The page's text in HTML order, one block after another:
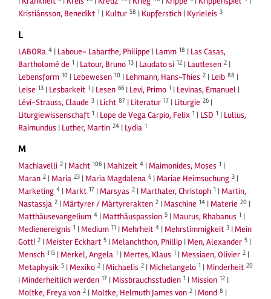
Kristiánsson, Benedikt 1 | Kultur 58 | Kupferstich | Kyrieleis 3
L
LABORa 4 | Laboue- Labarthe, Philippe | Lamm 18 | Las Casas,
Bartholomé de 1 | Latour, Bruno 13 | Laudato si 12 | Lautlesen 2 |
Lebensform 10 | Lebewesen 10 | Lehmann, Hans-Thies 2 | Leib 88 |
Leise 13 | Lesbarkeit 1 | Lesen 66 | Levi, Primo 1 | Levinas, Emanuel |
Lévi-Strauss, Claude 3 | Licht 87 | Literatur 17 | Liturgie 26 |
Liturgiewissenschaft 1 | Lope de Vega Carpio, Felix 1 | LSD 1 | Lullus,
Raimundus | Luther, Martin 24 | Lydia 1
M
Machiavelli 2 | Macht 106 | Mahlzeit 4 | Maimonides, Moses 1 |
Maran 2 | Maria 23 | Maria Magdalena 6 | Mariae Heimsuchung 3 |
Marketing 4 | Markt 17 | Marsyas 2 | Marthaler, Christoph 1 | Martin,
Nastassja 2 | Märtyrer / Märtyrerakten 2 | Maschine 14 | Materie 20 |
Matthäusevangelium 4 | Matthäuspassion 5 | Maurus, Rhabanus 1 |
Medienereignis 1 | Medium 11 | Mehrheit 4 | Mehrstimmigkeit 3 | Mein
Gott! 2 | Meister Eckhart 5 | Melanchthon, Phillip | Men, Alexander 5 |
Mensch 115 | Merkel, Angela 1 | Mertes, Klaus 1 | Messiaen, Olivier 2 |
Metaphysik 5 | Mexiko 2 | Michaelis 2 | Michelangelo 1 | Minderheit 20
| Minderheitlich werden 17 | Missbrauchsstudien 1 | Mission 12 |
Moltke, Freya von 2 | Moltke, Helmuth James von 2 | Mond 8 |